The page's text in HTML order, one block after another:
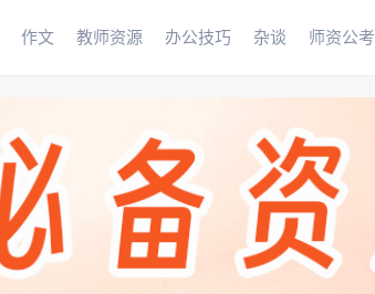
作文 教师资源 办公技巧 杂谈 师资公考